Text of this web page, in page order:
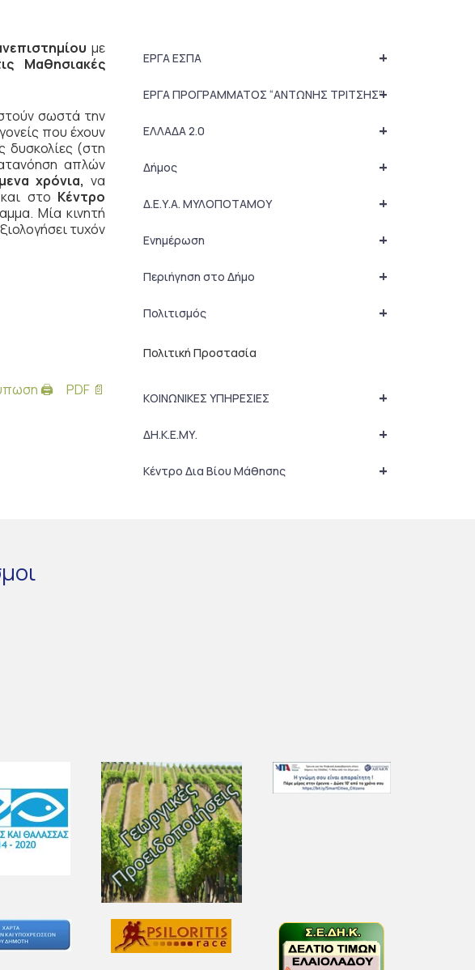
με
Μαθησιακές
σωστά την
που έχουν
δυσκολίες (στη
απλών
χρόνια,να
και στο Κέντρο
Μία κινητή
τυχόν
🖨 PDF 📄
+
ΕΡΓΑ ΕΣΠΑ
+
ΕΡΓΑ ΠΡΟΓΡΑΜΜΑΤΟΣ “ΑΝΤΩΝΗΣ ΤΡΙΤΣΗΣ”
+
ΕΛΛΑΔΑ 2.0
+
Δήμος
+
Δ.Ε.Υ.Α. ΜΥΛΟΠΟΤΑΜΟΥ
+
Ενημέρωση
+
Περιήγηση στο Δήμο
+
Πολιτισμός
Πολιτική Προστασία
+
ΚΟΙΝΩΝΙΚΕΣ ΥΠΗΡΕΣΙΕΣ
+
ΔΗ.Κ.Ε.ΜΥ.
+
Κέντρο Δια Βίου Μάθησης